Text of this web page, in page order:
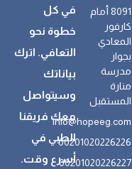
8091 أمام
كارفور
المعادي
بجوار
مدرسة
منارة
المستقبل
info@hopeeg.com
00201020226226
00201020226227
في كل
خطوة نحو
التعافي. اترك
بياناتك
وسيتواصل
معك فريقنا
الطبي في
أسرع وقت.